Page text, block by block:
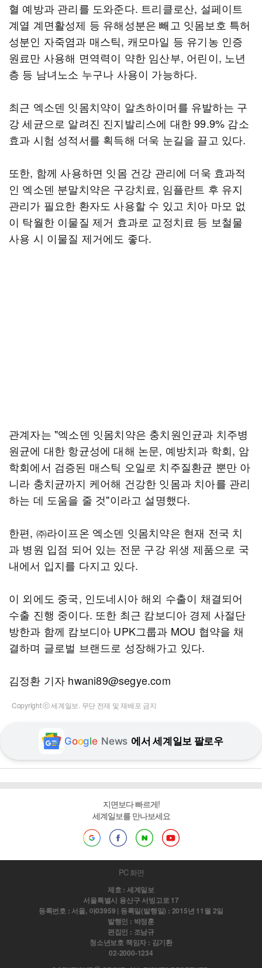
혈 예방과 관리를 도와준다. 트리클로산, 설페이트
계열 계면활성제 등 유해성분은 빼고 잇몸보호 특허
성분인 자죽염과 매스틱, 캐모마일 등 유기농 인증
원료만 사용해 면역력이 약한 임산부, 어린이, 노년
층 등 남녀노소 누구나 사용이 가능하다.
최근 엑소덴 잇몸치약이 알츠하이머를 유발하는 구
강 세균으로 알려진 진지발리스에 대한 99.9% 감소
효과 시험 성적서를 획득해 더욱 눈길을 끌고 있다.
또한, 함께 사용하면 잇몸 건강 관리에 더욱 효과적
인 엑소덴 분말치약은 구강치료, 임플란트 후 유지
관리가 필요한 환자도 사용할 수 있고 치아 마모 없
이 탁월한 이물질 제거 효과로 교정치료 등 보철물
사용 시 이물질 제거에도 좋다.
관계자는 "엑소덴 잇몸치약은 충치원인균과 치주병
원균에 대한 항균성에 대해 논문, 예방치과 학회, 암
학회에서 검증된 매스틱 오일로 치주질환균 뿐만 아
니라 충치균까지 케어해 건강한 잇몸과 치아를 관리
하는 데 도움을 줄 것"이라고 설명했다.
한편, ㈜라이프온 엑소덴 잇몸치약은 현재 전국 치
과 병원 입점 되어 있는 전문 구강 위생 제품으로 국
내에서 입지를 다지고 있다.
이 외에도 중국, 인도네시아 해외 수출이 채결되어
수출 진행 중이다. 또한 최근 캄보디아 경제 사절단
방한과 함께 캄보디아 UPK그룹과 MOU 협약을 채
결하며 글로벌 브랜드로 성장해가고 있다.
김정환 기자 hwani89@segye.com
Copyright ⓒ 세계일보. 무단 전재 및 재배포 금지
Google News 에서 세계일보 팔로우
지면보다 빠르게!
세계일보를 만나보세요
PC 화면
제호 : 세계일보
서울특별시 용산구 서빙고로 17
등록번호 : 서울, 아03959 | 등록일(발행일) : 2015년 11월 2일
발행인 : 박정훈
편집인 : 조남규
청소년보호 책임자 : 김기환
02-2000-1234